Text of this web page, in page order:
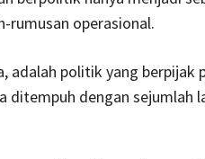
rumusan operasional.
adalah politik yang berpijak
ditempuh dengan sejumlah